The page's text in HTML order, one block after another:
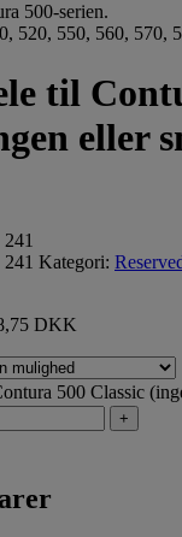
500-serien.
520, 550, 560, 570,
til
eller
241
241 Kategori:
DKK
500 Classic
+